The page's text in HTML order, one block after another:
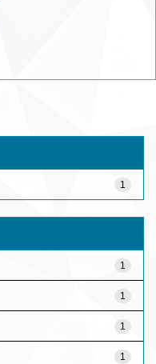
1
1
1
1
1